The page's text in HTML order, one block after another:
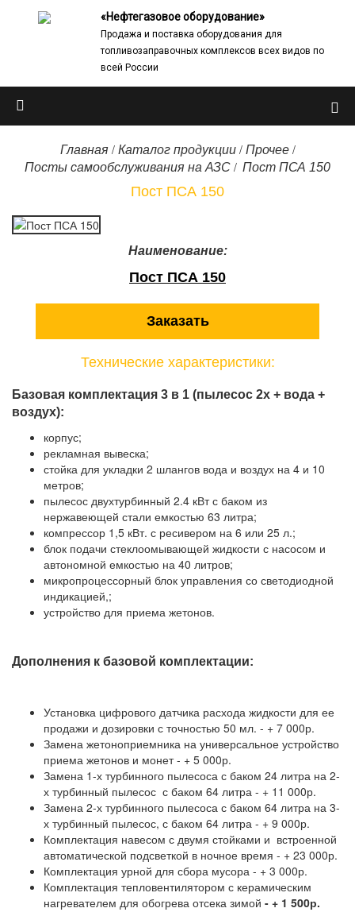
«Нефтегазовое оборудование»
Продажа и поставка оборудования для
топливозаправочных комплексов всех видов по
всей России
Главная/ Каталог продукции/ Прочее/
Посты самообслуживания на АЗС / Пост ПСА 150
Пост ПСА 150
Наименование:
Пост ПСА 150
Заказать
Технические характеристики:
Базовая комплектация 3 в 1 (пылесос 2х + вода +
воздух):
корпус;
рекламная вывеска;
стойка для укладки 2 шлангов вода и воздух на 4 и 10
метров;
пылесос двухтурбинный 2.4 кВт с баком из
нержавеющей стали емкостью 63 литра;
компрессор 1,5 кВт. с ресивером на 6 или 25 л.;
блок подачи стеклоомывающей жидкости с насосом и
автономной емкостью на 40 литров;
микропроцессорный блок управления со светодиодной
индикацией,;
устройство для приема жетонов.
Дополнения к базовой комплектации:
Установка цифрового датчика расхода жидкости для ее
продажи и дозировки с точностью 50 мл. - + 7 000р.
Замена жетоноприемника на универсальное устройство
приема жетонов и монет - + 5 000р.
Замена 1-х турбинного пылесоса с баком 24 литра на 2-
х турбинный пылесос с баком 64 литра - + 11 000р.
Замена 2-х турбинного пылесоса с баком 64 литра на 3-
х турбинный пылесос, с баком 64 литра - + 9 000р.
Комплектация навесом с двумя стойками и встроенной
автоматической подсветкой в ночное время - + 23 000р.
Комплектация урной для сбора мусора - + 3 000р.
Комплектация тепловентилятором с керамическим
нагревателем для обогрева отсека зимой - + 1 500р.